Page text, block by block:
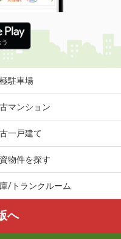
駐車場
マンション
一戸建て
物件を探す
/トランクルーム
へ